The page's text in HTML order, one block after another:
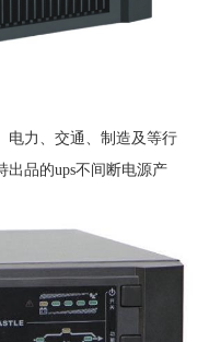
电力、交通、制造及等行
出品的ups不间断电源产